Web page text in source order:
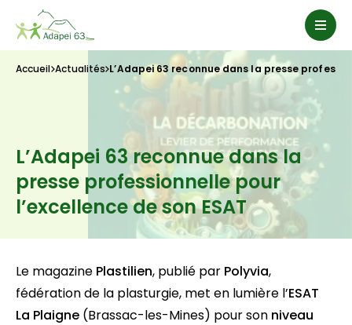
Accueil Actualités L’Adapei 63 reconnue dans la presse
L’Adapei 63 reconnue dans la
presse professionnelle pour
l’excellence de son ESAT
Le magazine Plastilien, publié par Polyvia,
fédération de la plasturgie, met en lumière l’ESAT
La Plaigne (Brassac-les-Mines) pour son niveau